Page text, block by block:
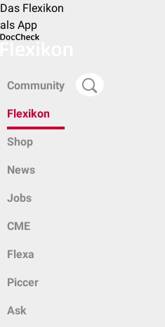
Das Flexikon
als App
Community
Flexikon
Shop
News
Jobs
CME
Flexa
Piccer
Ask